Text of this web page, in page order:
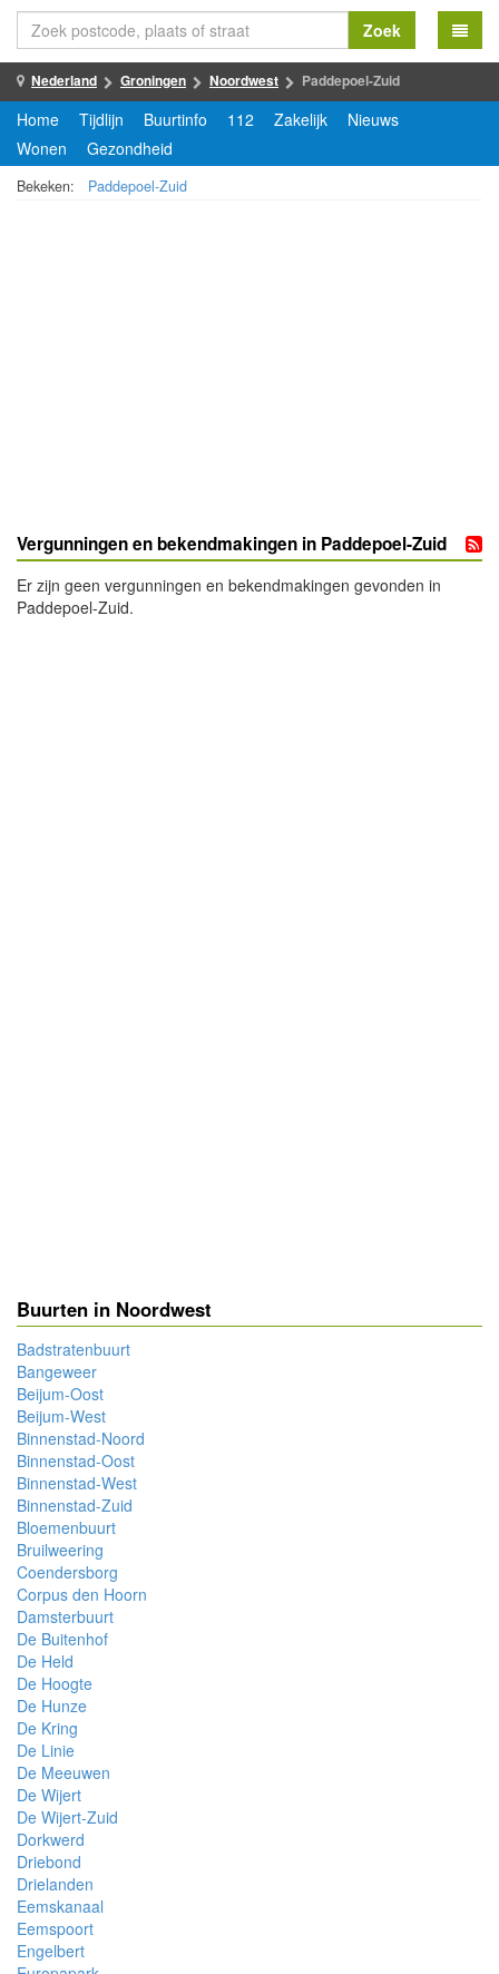
Zoek
Nederland Groningen Noordwest Paddepoel-Zuid
Home Tijdlijn Buurtinfo 112 Zakelijk
Nieuws
Wonen
Gezondheid
Bekeken: Paddepoel-Zuid
Vergunningen en bekendmakingen in Paddepoel-Zuid
Er zijn geen vergunningen en bekendmakingen gevonden in
Paddepoel-Zuid.
Buurten in Noordwest
Badstratenbuurt
Bangeweer
Beijum-Oost
Beijum-West
Binnenstad-Noord
Binnenstad-Oost
Binnenstad-West
Binnenstad-Zuid
Bloemenbuurt
Bruilweering
Coendersborg
Corpus den Hoorn
Damsterbuurt
De Buitenhof
De Held
De Hoogte
De Hunze
De Kring
De Linie
De Meeuwen
De Wijert
De Wijert-Zuid
Dorkwerd
Driebond
Drielanden
Eemskanaal
Eemspoort
Engelbert